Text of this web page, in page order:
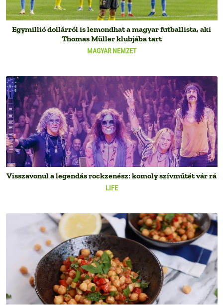
MAGYAR NEMZET
Egymillió dollárról is lemondhat a magyar futballista, aki
Thomas Müller klubjába tart
LIFE
Visszavonul a legendás rockzenész: komoly szívműtét vár rá